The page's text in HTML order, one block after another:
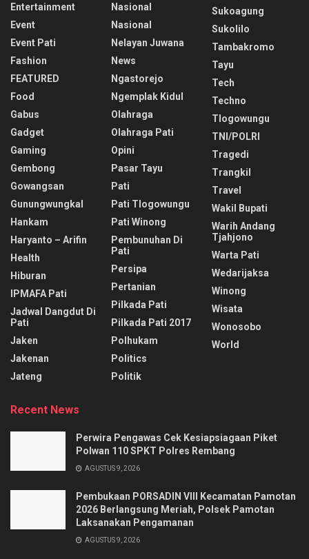
Entertainment
Event
Event Pati
Fashion
FEATURED
Food
Gabus
Gadget
Gaming
Gembong
Gowangsan
Gunungwungkal
Hankam
Haryanto – Arifin
Health
Hiburan
IPMAFA Pati
Jadwal Dangdut Di
Pati
Jaken
Jakenan
Jateng
Nasional
Nasional
Nelayan Juwana
News
Ngastorejo
Ngemplak Kidul
Olahraga
Olahraga Pati
Opini
Pasar Tayu
Pati
Pati Tlogowungu
Pati Winong
Pembunuhan Di
Pati
Persipa
Pertanian
Pilkada Pati
Pilkada Pati 2017
Polhukam
Politics
Politik
Sukoagung
Sukolilo
Tambakromo
Tayu
Tech
Techno
Tlogowungu
TNI/POLRI
Tragedi
Trangkil
Travel
Wakil Bupati
Warih Andang
Tjahjono
Warta Pati
Wedarijaksa
Winong
Wisata
Wonosobo
World
Recent News
Perwira Pengawas Cek Kesiapsiagaan Piket
Polwan 110 SPKT Polres Rembang
AGUSTUS 9, 2026
Pembukaan PORSADIN VIII Kecamatan Pamotan
2026 Berlangsung Meriah, Polsek Pamotan
Laksanakan Pengamanan
AGUSTUS 9, 2026